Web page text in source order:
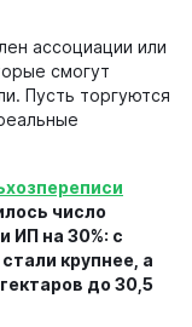
ассоциации или
смогут
Пусть торгуются
число
ИП на 30%: с
крупнее, а
до 30,5